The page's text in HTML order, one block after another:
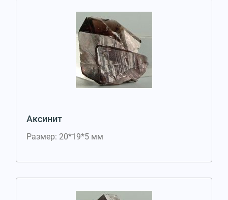
Аксинит
Размер: 20*19*5 мм